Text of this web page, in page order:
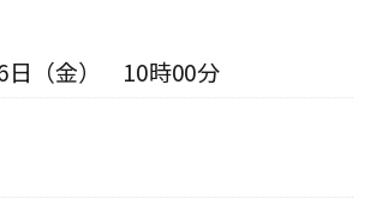
日（金） 10時00分